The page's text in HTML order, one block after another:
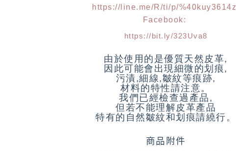
https://line.me/R/ti/p/%40kuy3614z
Facebook:
https://bit.ly/323Uva8
由於使用的是優質天然皮革,
因此可能會出現細微的划痕,
污漬,細線,皺紋等痕跡,
材料的特性請注意。
我們已經檢查過產品,
但若不能理解皮革產品
特有的自然皺紋和划痕請繞行。
商品附件